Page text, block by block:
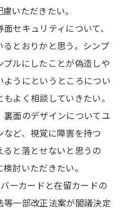
いただきたい。
セキュリティについて、
るとおりかと思う。シンプ
ルにしたことが偽造しや
ようにというところについ
よく相談していきたい。
面のデザインについてユ
ど、視覚に障害を持つ
と落とせないと思うの
討いただきたい。
ーカードと在留カードの
等一部改正法案が閣議決定